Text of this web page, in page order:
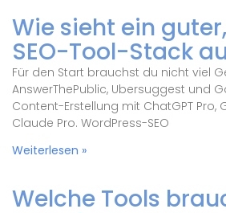
Wie sieht ein
SEO-Tool-Stack
Für den Start brauchst du nicht viel
AnswerThePublic, Ubersuggest und
Content-Erstellung mit ChatGPT Pro,
Claude Pro. WordPress-SEO
Weiterlesen »
Welche Tools